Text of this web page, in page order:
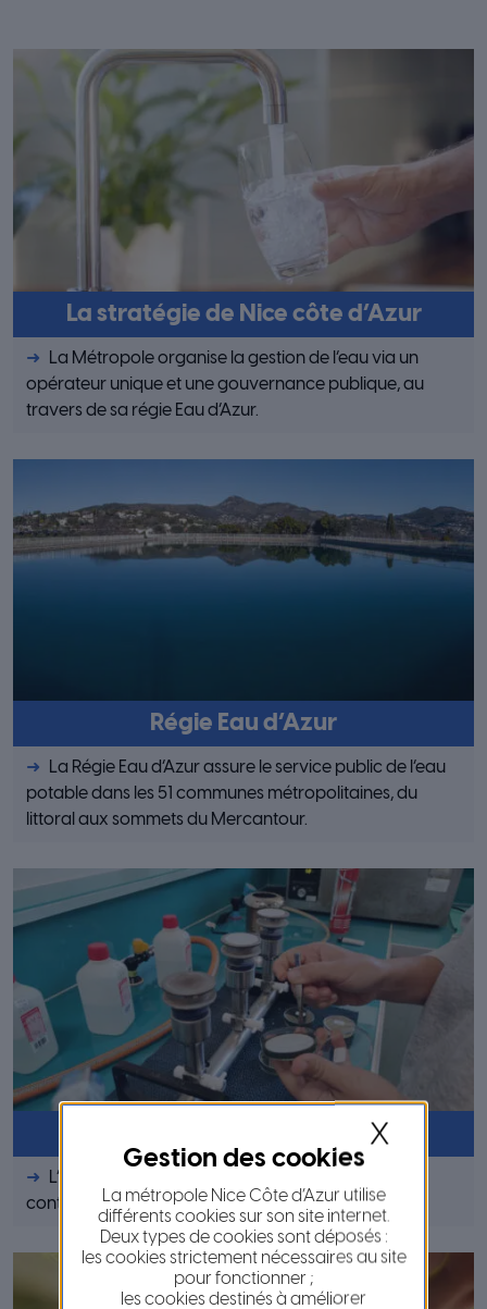
La stratégie de Nice côte d’Azur
La Métropole organise la gestion de l’eau via un
opérateur unique et une gouvernance publique, au
travers de sa régie Eau d’Azur.
Régie Eau d’Azur
La Régie Eau d’Azur assure le service public de l’eau
potable dans les 51 communes métropolitaines, du
littoral aux sommets du Mercantour.
L’eau du robinet est le produit alimentaire le plus
contrôlé de France.
X
La métropole Nice Côte d’Azur utilise
différents cookies sur son site internet.
Deux types de cookies sont déposés :
les cookies strictement nécessaires au site
pour fonctionner ;
les cookies destinés à améliorer